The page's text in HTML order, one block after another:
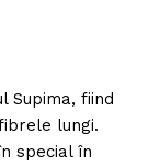
Supima, fiind
lungi.
special în